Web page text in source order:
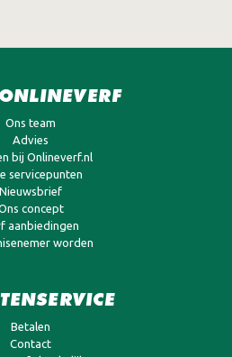
Ons team
Advies
bij Onlineverf.nl
servicepunten
Nieuwsbrief
concept
aanbiedingen
worden
Betalen
Contact